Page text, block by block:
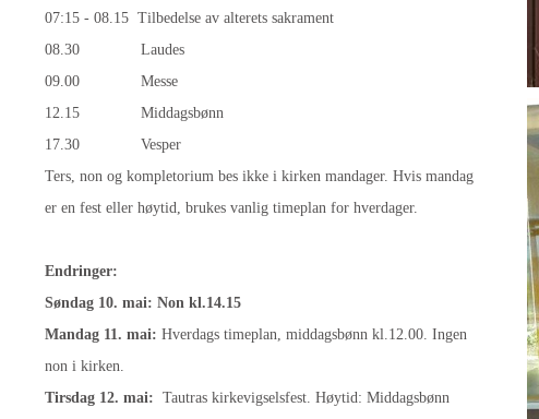
07:15 - 08.15 Tilbedelse av alterets sakrament
08.30 Laudes
09.00 Messe
12.15 Middagsbønn
17.30 Vesper
Ters, non og kompletorium bes ikke i kirken mandager. Hvis mandag
er en fest eller høytid, brukes vanlig timeplan for hverdager.
Endringer:
Søndag 10. mai: Non kl.14.15
Mandag 11. mai: Hverdags timeplan, middagsbønn kl.12.00. Ingen
non i kirken.
Tirsdag 12. mai: Tautras kirkevigselsfest. Høytid: Middagsbønn